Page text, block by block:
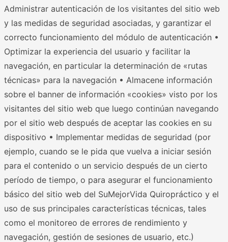
Administrar autenticación de los visitantes del sitio web
y las medidas de seguridad asociadas, y garantizar el
correcto funcionamiento del módulo de autenticación •
Optimizar la experiencia del usuario y facilitar la
navegación, en particular la determinación de «rutas
técnicas» para la navegación • Almacene información
sobre el banner de información «cookies» visto por los
visitantes del sitio web que luego continúan navegando
por el sitio web después de aceptar las cookies en su
dispositivo • Implementar medidas de seguridad (por
ejemplo, cuando se le pida que vuelva a iniciar sesión
para el contenido o un servicio después de un cierto
período de tiempo, o para asegurar el funcionamiento
básico del sitio web del SuMejorVida Quiropráctico y el
uso de sus principales características técnicas, tales
como el monitoreo de errores de rendimiento y
navegación, gestión de sesiones de usuario, etc.)